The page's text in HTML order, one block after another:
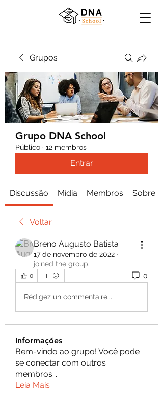
Grupos
Grupo DNA School
Público · 12 membros
Entrar
Discussão Mídia Membros Sobre
Voltar
Breno Augusto Batista
17 de novembro de 2022 ·
joined the group.
0 0
Rédigez un commentaire...
Informações
Bem-vindo ao grupo! Você pode
se conectar com outros
membros...
Leia Mais